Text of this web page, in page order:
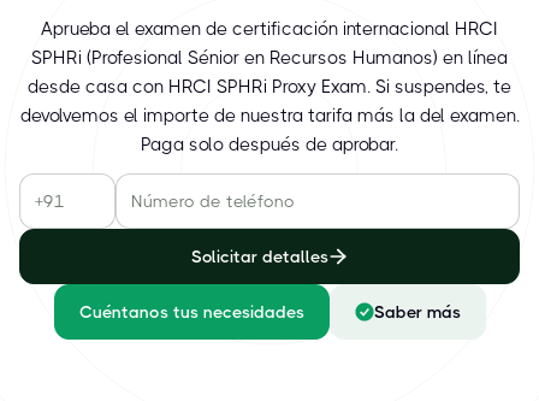
Aprueba el examen de certificación internacional HRCI
SPHRi (Profesional Sénior en Recursos Humanos) en línea
desde casa con HRCI SPHRi Proxy Exam. Si suspendes, te
devolvemos el importe de nuestra tarifa más la del examen.
Paga solo después de aprobar.
Solicitar detalles
Cuéntanos tus necesidades Saber más